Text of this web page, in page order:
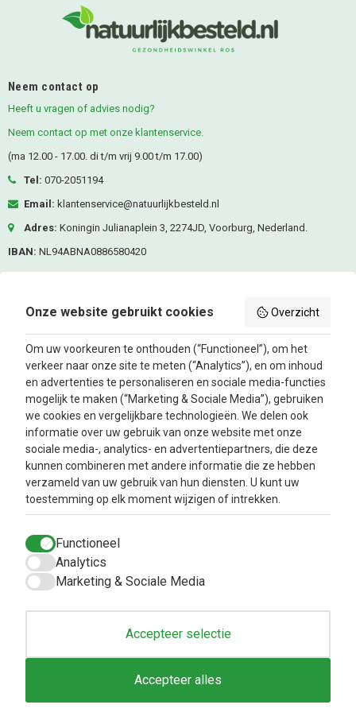
Neem contact op
Heeft u vragen of advies nodig?
Neem contact op met onze klantenservice.
(ma 12.00 - 17.00. di t/m vrij 9.00 t/m 17.00)
Tel: 070-2051194
Email: klantenservice@natuurlijkbesteld.nl
Adres: Koningin Julianaplein 3, 2274JD, Voorburg, Nederland.
IBAN: NL94ABNA0886580420
KVK-nummer:80476287
Volg ons
FacebookInstagram
Nieuwsbrief
Oké
Info
Metabolic balance
Over ons
Aanbiedingen
Blog
Klantenservice
Privacy Beleid
Algemene
voorwaarden
Klachtenafhandeling
Inloggen
Onze website gebruikt cookies Overzicht
Om uw voorkeuren te onthouden (“Functioneel”), om het
verkeer naar onze site te meten (“Analytics”), en om inhoud
en advertenties te personaliseren en sociale media-functies
mogelijk te maken (“Marketing & Sociale Media”), gebruiken
we cookies en vergelijkbare technologieën. We delen ook
informatie over uw gebruik van onze website met onze
sociale media-, analytics- en advertentiepartners, die deze
kunnen combineren met andere informatie die ze hebben
verzameld van uw gebruik van hun diensten. U kunt uw
toestemming op elk moment wijzigen of intrekken.
Functioneel
Analytics
Marketing & Sociale Media
Accepteer selectie
Accepteer alles